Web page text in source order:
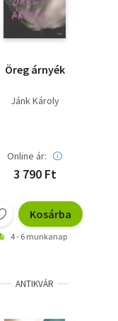
Öreg árnyék
Jánk Károly
Online ár:
3 790 Ft
Kosárba
4 - 6 munkanap
ANTIKVÁR